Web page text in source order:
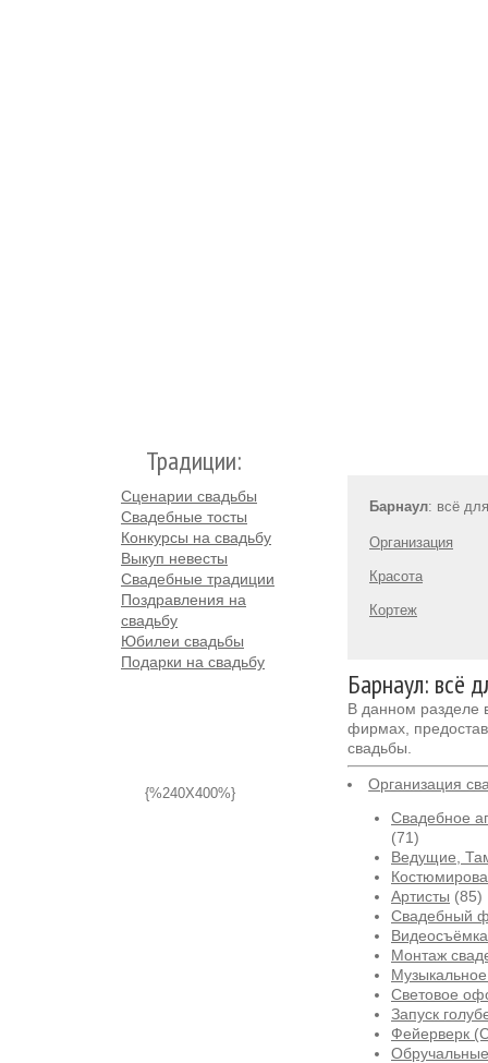
Традиции:
Сценарии свадьбы
Свадебные тосты
Конкурсы на свадьбу
Выкуп невесты
Свадебные традиции
Поздравления на
свадьбу
Юбилеи свадьбы
Подарки на свадьбу
{%240X400%}
Барнаул: всё
Организация
Красота
Кортеж
Барнаул: всё
В данном разделе
фирмах,
свадьбы.
Организация
Свадебное
(71)
Ведущие,
Артисты (85)
Свадебный
Монтаж
Световое
Запуск
Фейерверк